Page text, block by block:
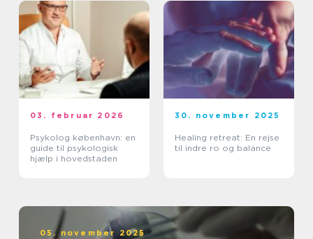
03. februar 2026
Psykolog københavn: en
guide til psykologisk
hjælp i hovedstaden
30. november 2025
Healing retreat: En rejse
til indre ro og balance
05. november 2025